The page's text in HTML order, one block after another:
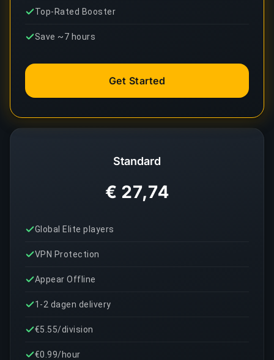
Standard
€ 27,74
Global Elite players
VPN Protection
Appear Offline
1-2 dagen delivery
€5.55/division
€0.99/hour
Top-Rated Booster
Save ~7 hours
Get Started